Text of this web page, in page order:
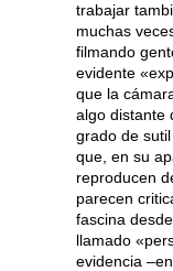
trabajar
muchas
filmando
evidente
que la
algo distante
grado de
que, en su
reproducen
parecen
fascina
llamado
evidencia